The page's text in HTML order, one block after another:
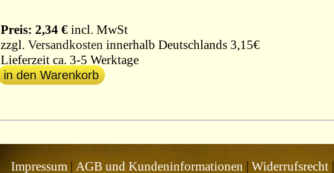
Preis: 2,34 €incl. MwSt
zzgl. Versandkosten innerhalb Deutschlands 3,15€
Lieferzeit ca. 3-5 Werktage
in den Warenkorb
Impressum| AGB und Kundeninformationen | Widerrufsrecht|